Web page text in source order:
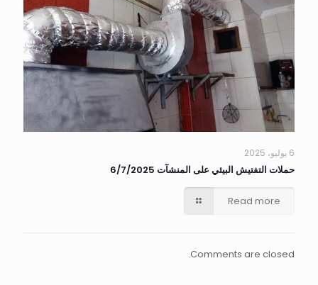
6 يوليو، 2025
حملات التفتيش البيئي على المنشآت 6/7/2025
Read more
Comments are closed.